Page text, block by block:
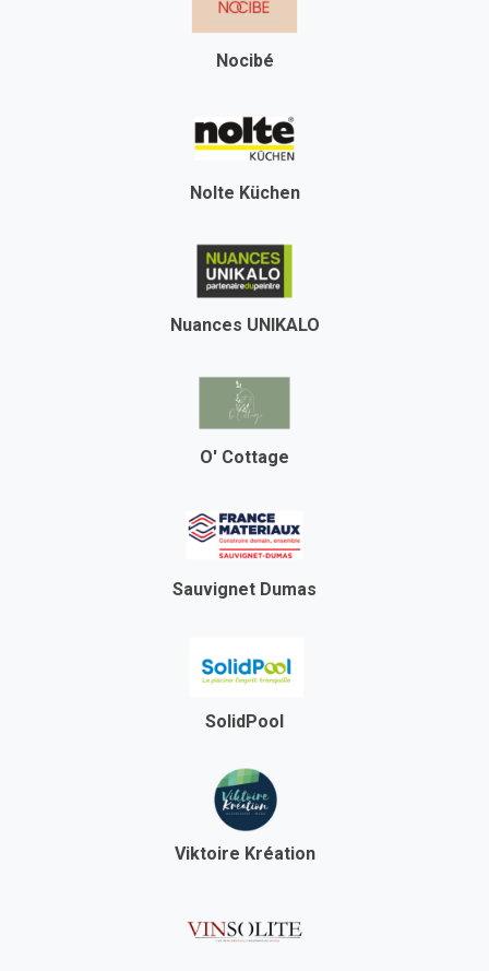
Nocibé
Nolte Küchen
Nuances UNIKALO
O' Cottage
Sauvignet Dumas
SolidPool
Viktoire Kréation